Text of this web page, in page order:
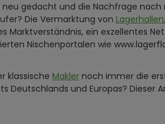
neu gedacht und die Nachfrage
Die Vermarktung von Lagerhallen
Marktverständnis, ein exzellentes
Nischenportalen wie
klassische Makler noch immer die
Deutschlands und Europas?